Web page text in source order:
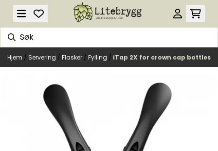
Hopp til innhold
Hjem / Servering / Flasker / Fylling / iTap 2X for crown cap bottles